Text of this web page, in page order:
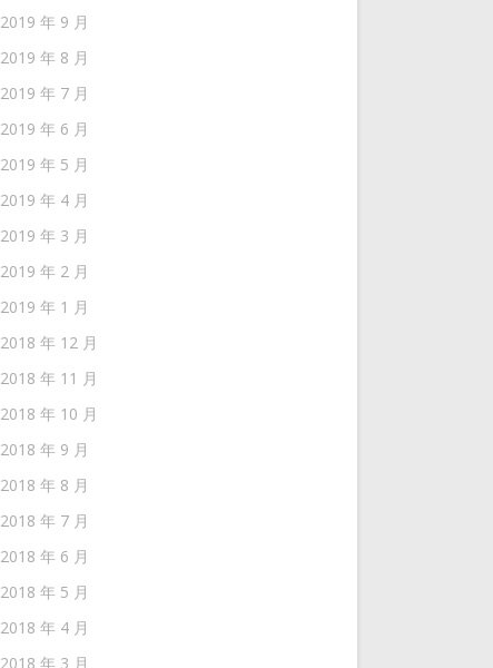
2019 年 9 月
2019 年 8 月
2019 年 7 月
2019 年 6 月
2019 年 5 月
2019 年 4 月
2019 年 3 月
2019 年 2 月
2019 年 1 月
2018 年 12 月
2018 年 11 月
2018 年 10 月
2018 年 9 月
2018 年 8 月
2018 年 7 月
2018 年 6 月
2018 年 5 月
2018 年 4 月
2018 年 3 月